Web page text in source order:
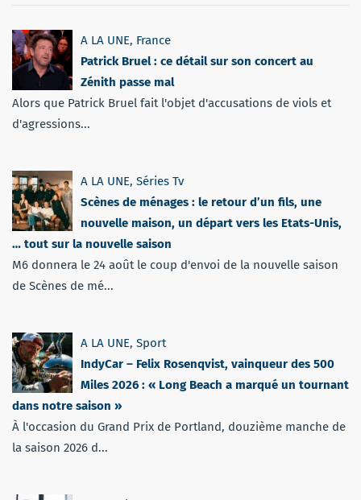
A LA UNE, France
Patrick Bruel : ce détail sur son concert au
Zénith passe mal
Alors que Patrick Bruel fait l'objet d'accusations de viols et
d'agressions...
A LA UNE, Séries Tv
Scènes de ménages : le retour d’un fils, une
nouvelle maison, un départ vers les Etats-Unis,
… tout sur la nouvelle saison
M6 donnera le 24 août le coup d'envoi de la nouvelle saison
de Scènes de mé...
A LA UNE, Sport
IndyCar – Felix Rosenqvist, vainqueur des 500
Miles 2026 : « Long Beach a marqué un tournant
dans notre saison »
À l'occasion du Grand Prix de Portland, douzième manche de
la saison 2026 d...